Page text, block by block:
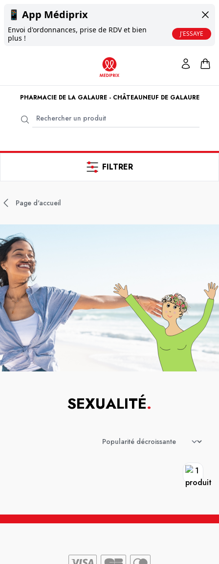
📱 App Médiprix
Envoi d'ordonnances, prise de RDV et bien
plus !
J'ESSAYE
PHARMACIE DE LA GALAURE - CHÂTEAUNEUF DE GALAURE
FILTRER
Page d'accueil
SEXUALITÉ.